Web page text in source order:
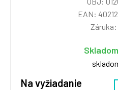
EAN:
Záruka:
Na vyžiadanie